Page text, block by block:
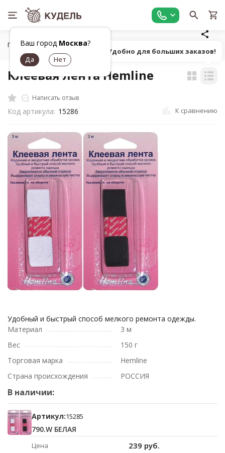
Ваш город Москва?
Главная Шитье Вспомогательные материалы
Клеевая лента Hemline
Написать отзыв
Код артикула: 15286 К сравнению
Удобный и быстрый способ мелкого ремонта одежды.
Материал
3 м
Вес
150 г
Торговая марка
Hemline
Страна происхождения
РОССИЯ
В наличии:
Артикул:15285
790.W БЕЛАЯ
Цена 239 руб.
Попробуй! Удобно для больших заказов!